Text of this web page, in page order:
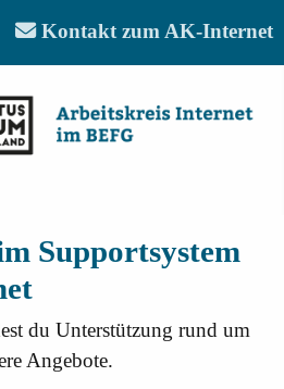
Kontakt zum AK-Internet
Supportsystem
du Unterstützung rund um
Angebote.